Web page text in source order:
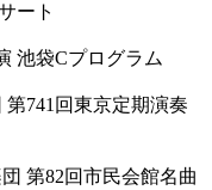
ート
池袋Cプログラム
741回東京定期演奏
第82回市民会館名曲